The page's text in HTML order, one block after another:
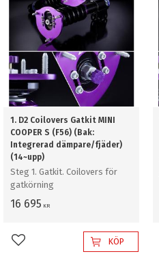
1. D2 Coilovers Gatkit MINI
COOPER S (F56) (Bak:
Integrerad dämpare/fjäder)
(14~upp)
Steg 1. Gatkit. Coilovers för
gatkörning
16 695 KR
Lägg till i favoriterKÖP